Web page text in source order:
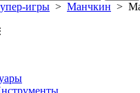
игры > Манчкин >